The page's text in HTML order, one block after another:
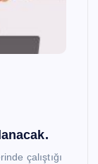
çalıştığı